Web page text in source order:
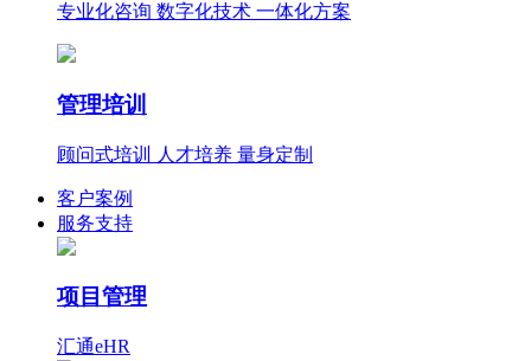
专业化咨询 数字化技术 一体化方案
管理培训
顾问式培训 人才培养 量身定制
客户案例
服务支持
项目管理
汇通eHR